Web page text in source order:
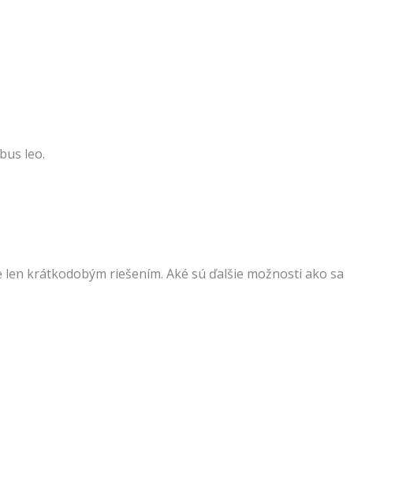
leo.
krátkodobým riešením. Aké sú ďalšie možnosti ako sa